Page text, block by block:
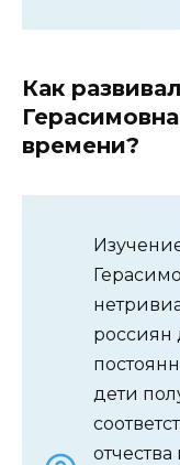
Как
времени?
россиян
дети